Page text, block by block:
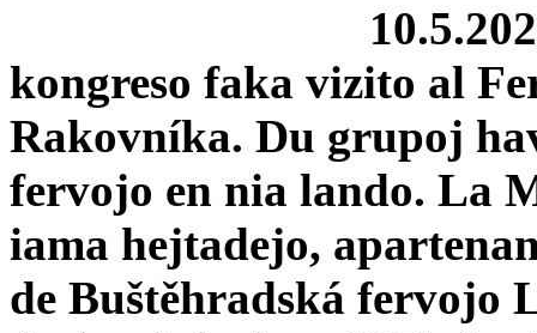
kongreso faka vizito al
Rakovníka. Du grupoj
fervojo en nia lando. La
iama hejtadejo,
de Buštěhradská fervojo